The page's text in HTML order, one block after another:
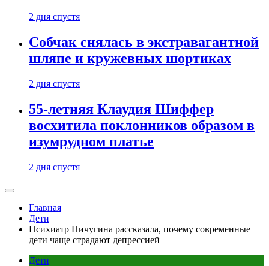
2 дня спустя
Собчак снялась в экстравагантной
шляпе и кружевных шортиках
2 дня спустя
55-летняя Клаудия Шиффер
восхитила поклонников образом в
изумрудном платье
2 дня спустя
Главная
Дети
Психиатр Пичугина рассказала, почему современные
дети чаще страдают депрессией
Дети